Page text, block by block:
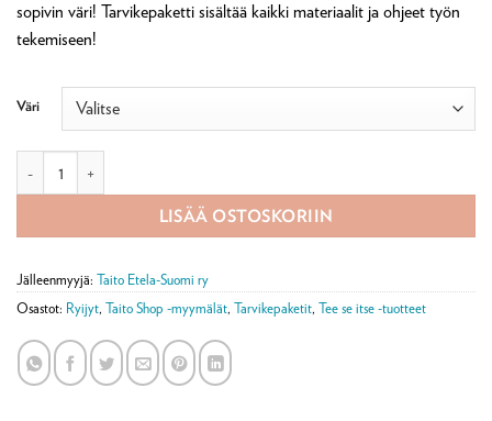
sopivin väri! Tarvikepaketti sisältää kaikki materiaalit ja ohjeet työn
tekemiseen!
Väri
LISÄÄ OSTOSKORIIN
Jälleenmyyjä: Taito Etela-Suomi ry
Osastot: Ryijyt, Taito Shop -myymälät, Tarvikepaketit, Tee se itse -tuotteet